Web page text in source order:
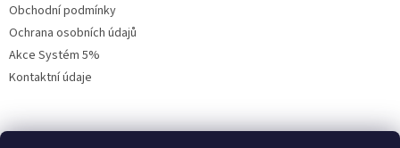
Obchodní podmínky
Ochrana osobních údajů
Akce Systém 5%
Kontaktní údaje